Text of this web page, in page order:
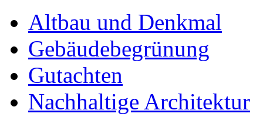
Altbau und Denkmal
Gebäudebegrünung
Gutachten
Nachhaltige Architektur